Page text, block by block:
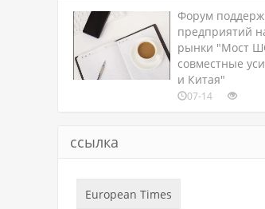
Форум
предприятий
рынки "Мост
совместные
и Китая"
07-14
ссылка
European Times